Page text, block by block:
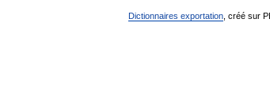
Dictionnaires exportation , créé sur